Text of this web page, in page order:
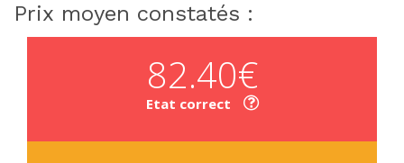
Prix moyen constatés :
82.40€
Etat correct